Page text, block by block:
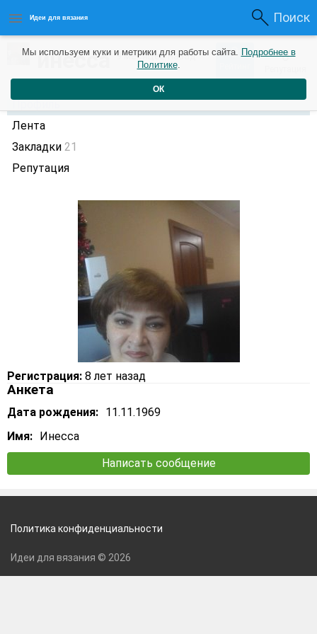
Идеи для вязания Поиск
инесса9 месяцев назад 0 0
Профиль
Лента
Закладки 21
Репутация
Регистрация: 8 лет назад
Анкета
Дата рождения: 11.11.1969
Имя: Инесса
Написать сообщение
Мы используем куки и метрики для работы сайта. Подробнее в
Политике.
ОК
Политика конфиденциальности
Идеи для вязания © 2026